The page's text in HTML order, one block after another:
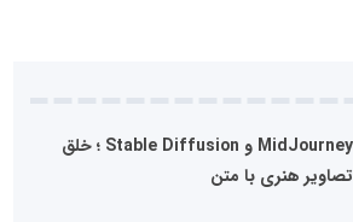
MidJourney و Stable Diffusion ؛ خلق
تصاویر هنری با متن